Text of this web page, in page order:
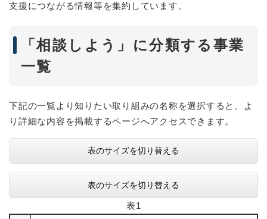
支援につながる情報等を集約しています。
「相談しよう」に分類する事業
一覧
下記の一覧より知りたい取り組みの名称を選択すると、よ
り詳細な内容を掲載するページへアクセスできます。
表のサイズを切り替える
表のサイズを切り替える
表1